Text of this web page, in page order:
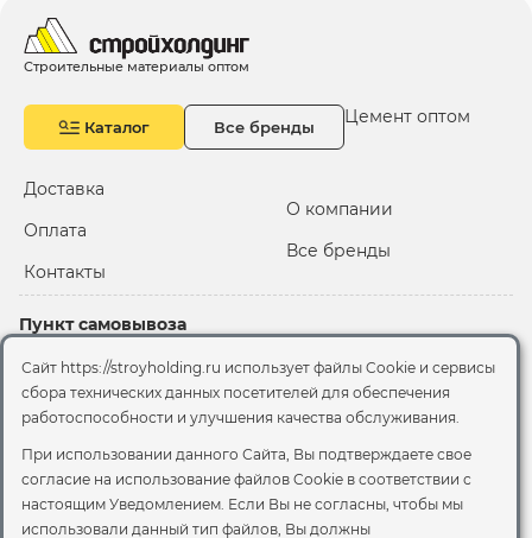
Строительные материалы оптом
Каталог Все бренды Цемент оптом
Доставка
Оплата
Контакты
О компании
Все бренды
Пункт самовывоза
2-й Иртышский проезд,
территория 2А стр.3
Офис
Москва, ул. Вятская, 49с1
Сайт https://stroyholding.ru использует файлы Cookie и сервисы
сбора технических данных посетителей для обеспечения
работоспособности и улучшения качества обслуживания.
При использовании данного Сайта, Вы подтверждаете свое
согласие на использование файлов Cookie в соответствии с
настоящим Уведомлением. Если Вы не согласны, чтобы мы
использовали данный тип файлов, Вы должны